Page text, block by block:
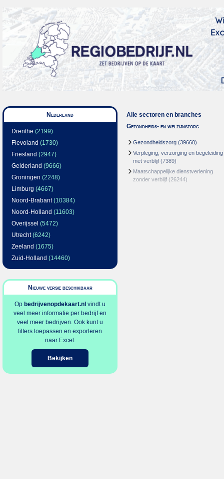
Nederland
Drenthe (2199)
Flevoland (1730)
Friesland (2947)
Gelderland (9666)
Groningen (2248)
Limburg (4667)
Noord-Brabant(10384)
Noord-Holland (11603)
Overijssel (5472)
Utrecht(6242)
Zeeland (1675)
Zuid-Holland (14460)
Nieuwe versie beschikbaar
Op bedrijvenopdekaart.nl vindt u
veel meer informatie per bedrijf en
veel meer bedrijven. Ook kunt u
filters toepassen en exporteren
naar Excel.
Bekijken
Alle sectoren en branches
Gezondheids- en welzijnszorg
Gezondheidszorg (39660)
Verpleging, verzorging en begeleiding
met verblijf (7389)
Maatschappelijke dienstverlening
zonder verblijf (26244)